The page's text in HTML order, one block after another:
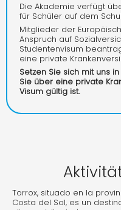
Die Akademie verfügt
für Schüler auf dem
Mitglieder der
Anspruch auf
Studentenvisum
eine private
Setzen Sie sich mit uns
Sie über eine private
Visum gültig ist.
Torrox, situado en la
Costa del Sol, es un